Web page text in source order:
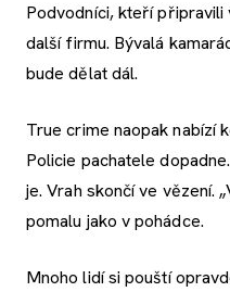
Podvodníci, kteří připravili
další firmu. Bývalá
bude dělat dál.
True crime naopak nabízí
Policie pachatele
je. Vrah skončí ve vězení.
pomalu jako v pohádce.
Mnoho lidí si pouští